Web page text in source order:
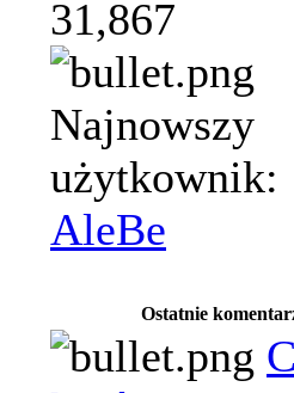
31,867
Najnowszy
użytkownik:
AleBe
Ostatnie